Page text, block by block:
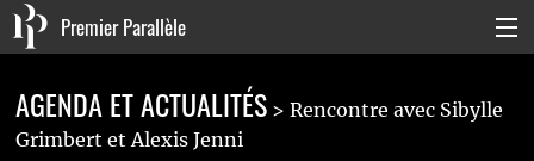
Premier Parallèle
Collection Carnets
AGENDA ET ACTUALITÉS
Rencontre avec Sibylle
Grimbert et Alexis Jenni